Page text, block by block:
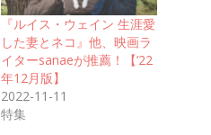
『ルイス・ウェイン 生涯愛
した妻とネコ』他、映画ラ
イターsanaeが推薦！【’22
年12月版】
2022-11-11
特集